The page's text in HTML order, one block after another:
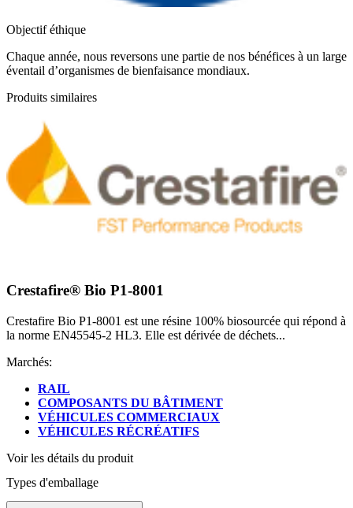
Objectif éthique
Chaque année, nous reversons une partie de nos bénéfices à un large
éventail d’organismes de bienfaisance mondiaux.
Produits similaires
Crestafire® Bio P1-8001
Crestafire Bio P1-8001 est une résine 100% biosourcée qui répond à
la norme EN45545-2 HL3. Elle est dérivée de déchets...
Marchés:
RAIL
COMPOSANTS DU BÂTIMENT
VÉHICULES COMMERCIAUX
VÉHICULES RÉCRÉATIFS
Voir les détails du produit
Types d'emballage